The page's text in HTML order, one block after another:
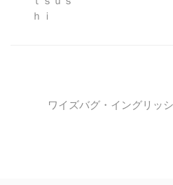
ワイズバグ・イングリッ